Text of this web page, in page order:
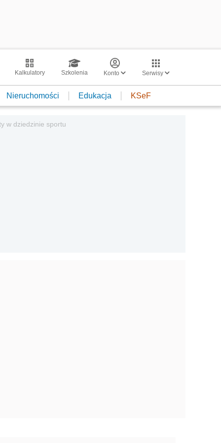
Kalkulatory Szkolenia Konto Serwisy
Nieruchomości Edukacja KSeF
w dziedzinie sportu